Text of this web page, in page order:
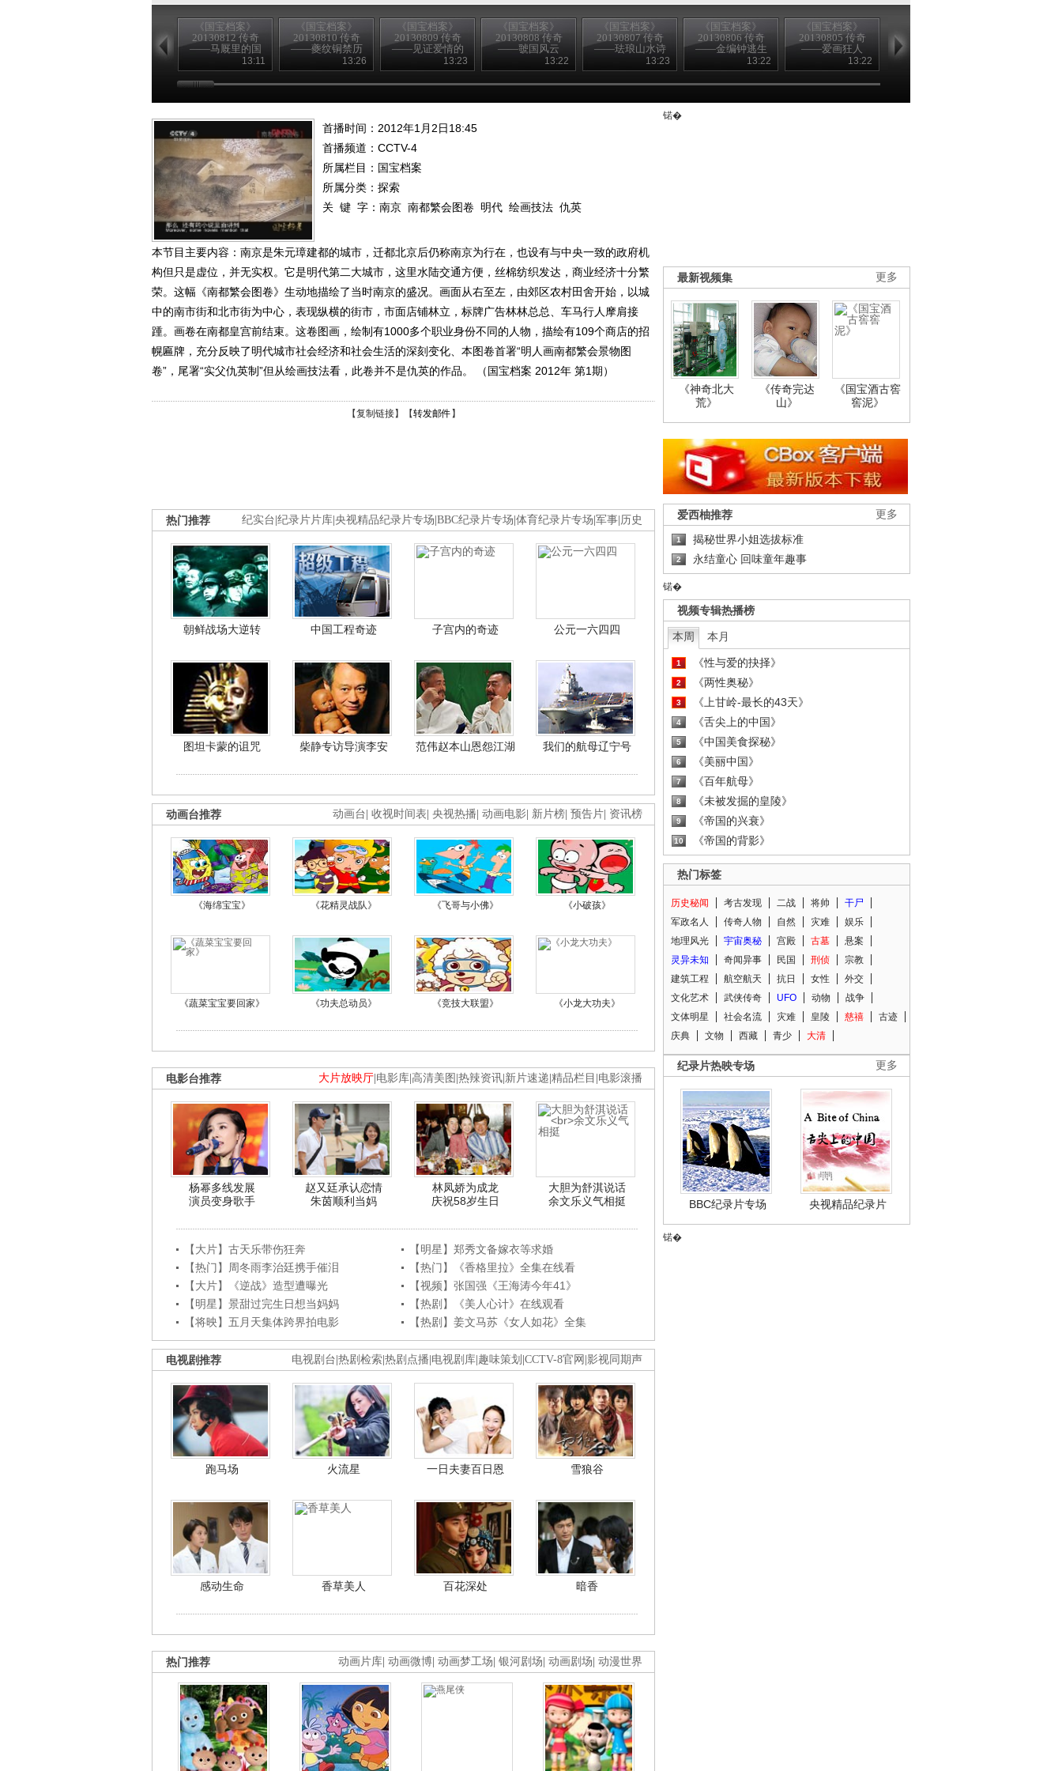
《国宝档案》
20130812 传奇
——马厩里的国
13:11
《国宝档案》
20130810 传奇
——夔纹铜禁历
13:26
《国宝档案》
20130809 传奇
——见证爱情的
13:23
《国宝档案》
20130808 传奇
——虢国风云
13:22
《国宝档案》
20130807 传奇
——珐琅山水诗
13:23
《国宝档案》
20130806 传奇
——金编钟逃生
13:22
《国宝档案》
20130805 传奇
——爱画狂人
13:22
20130803 传奇
——金虎护卫的
首播时间：2012年1月2日18:45
首播频道： CCTV-4
所属栏目： 国宝档案
所属分类：探索
关 键 字： 南京 南都繁会图卷 明代 绘画技法 仇英
本节目主要内容：南京是朱元璋建都的城市，迁都北京后仍称南京为行在，也设有与中央一致的政府机
构但只是虚位，并无实权。它是明代第二大城市，这里水陆交通方便，丝棉纺织发达，商业经济十分繁
荣。这幅《南都繁会图卷》生动地描绘了当时南京的盛况。画面从右至左，由郊区农村田舍开始，以城
中的南市街和北市街为中心，表现纵横的街市，市面店铺林立，标牌广告林林总总、车马行人摩肩接
踵。画卷在南都皇宫前结束。这卷图画，绘制有1000多个职业身份不同的人物，描绘有109个商店的招
幌匾牌，充分反映了明代城市社会经济和社会生活的深刻变化、本图卷首署“明人画南都繁会景物图
卷”，尾署“实父仇英制”但从绘画技法看，此卷并不是仇英的作品。 （国宝档案 2012年 第1期）
【复制链接】【转发邮件 】
纪实台 纪录片片库 央视精品纪录片专场 BBC纪录片专场 体育纪录片专场 军事 历史
热门推荐
朝鲜战场大逆转 中国工程奇迹 子宫内的奇迹 公元一六四四
图坦卡蒙的诅咒 柴静专访导演李安 范伟赵本山恩怨江湖 我们的航母辽宁号
动画台 收视时间表 央视热播 动画电影 新片榜 预告片 资讯榜
动画台推荐
《海绵宝宝》 《花精灵战队》 《飞哥与小佛》 《小破孩》
《蔬菜宝宝要回家》 《功夫总动员》 《竞技大联盟》 《小龙大功夫》
大片放映厅 电影库 高清美图 热辣资讯 新片速递 精品栏目 电影滚播
电影台推荐
杨幂多线发展
演员变身歌手
赵又廷承认恋情
朱茵顺利当妈
林凤娇为成龙
庆祝58岁生日
大胆为舒淇说话
余文乐义气相挺
【大片】古天乐带伤狂奔
【明星】郑秀文备嫁衣等求婚
【热门】周冬雨李治廷携手催泪
【热门】《香格里拉》全集在线看
【大片】《逆战》造型遭曝光
【视频】张国强《王海涛今年41》
【明星】景甜过完生日想当妈妈
【热剧】《美人心计》在线观看
【将映】五月天集体跨界拍电影
【热剧】姜文马苏《女人如花》全集
电视剧台 热剧检索 热剧点播 电视剧库 趣味策划 CCTV-8官网 影视同期声
电视剧推荐
跑马场 火流星 一日夫妻百日恩 雪狼谷
感动生命 香草美人 百花深处 暗香
动画片库 动画微博 动画梦工场 银河剧场 动画剧场 动漫世界
热门推荐
锘�
更多
最新视频集
《神奇北大
荒》
《传奇完达
山》
《国宝酒古窖
窖泥》
更多
爱西柚推荐
1 揭秘世界小姐选拔标准
2 永结童心 回味童年趣事
锘�
视频专辑热播榜
本周 本月
1 《性与爱的抉择》
2 《两性奥秘》
3 《上甘岭-最长的43天》
4 《舌尖上的中国》
5 《中国美食探秘》
6 《美丽中国》
7 《百年航母》
8 《未被发掘的皇陵》
9 《帝国的兴衰》
10 《帝国的背影》
热门标签
历史秘闻 考古发现 二战 将帅
干尸
军政名人
传奇人物 自然 灾难
娱乐
地理风光
宇宙奥秘 宫殿 古墓
悬案
灵异未知
奇闻异事 民国 刑侦
宗教
建筑工程
航空航天 抗日 女性
外交
文化艺术
武侠传奇 UFO 动物
战争
文体明星
社会名流 灾难 皇陵 慈禧
古迹
庆典
文物 西藏 青少 大清
更多
纪录片热映专场
BBC纪录片专场 央视精品纪录片
锘�